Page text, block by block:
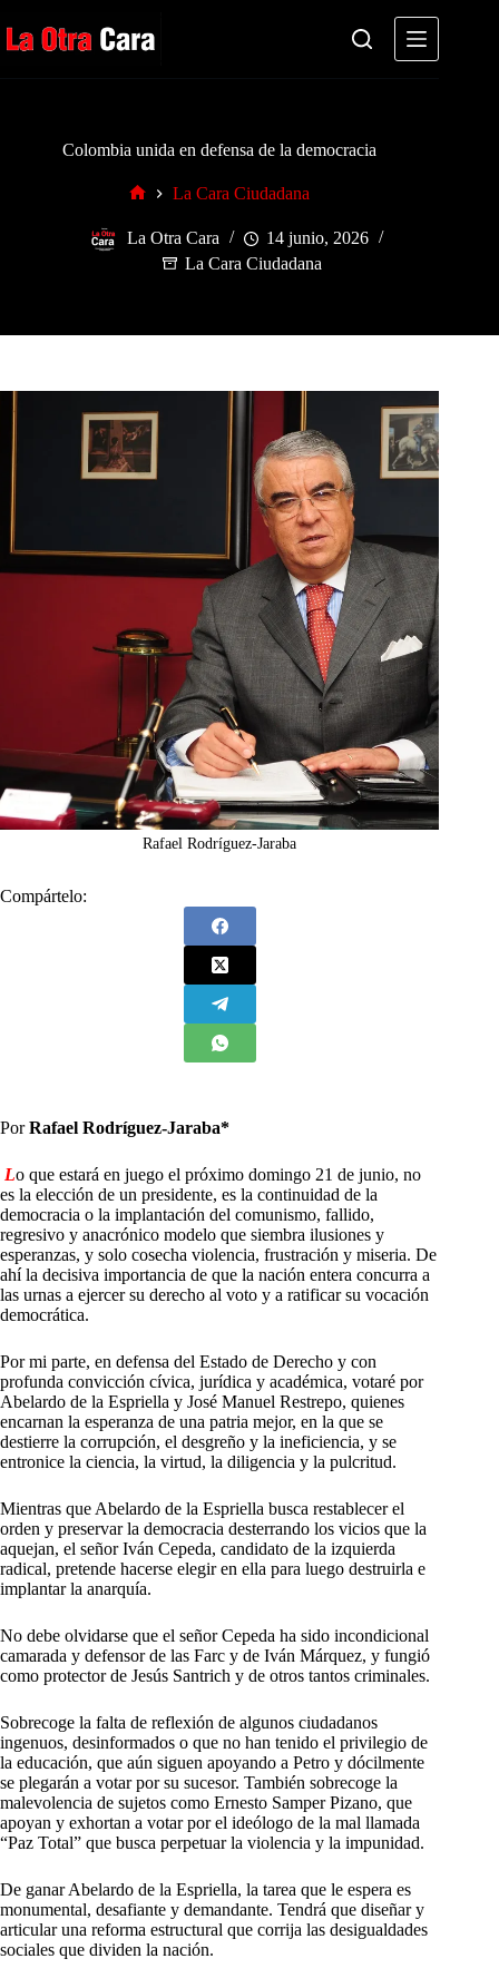
al
contenido
Colombia unida en defensa de la democracia
La Cara Ciudadana
La Otra Cara
14 junio, 2026
La Cara Ciudadana
Rafael Rodríguez-Jaraba
Compártelo:
PorRafael Rodríguez-Jaraba*
Lo que estará en juego el próximo domingo 21 de junio, no
es la elección de un presidente, es la continuidad de la
democracia o la implantación del comunismo, fallido,
regresivo y anacrónico modelo que siembra ilusiones y
esperanzas, y solo cosecha violencia, frustración y miseria. De
ahí la decisiva importancia de que la nación entera concurra a
las urnas a ejercer su derecho al voto y a ratificar su vocación
democrática.
Por mi parte, en defensa del Estado de Derecho y con
profunda convicción cívica, jurídica y académica, votaré por
Abelardo de la Espriella y José Manuel Restrepo, quienes
encarnan la esperanza de una patria mejor, en la que se
destierre la corrupción, el desgreño y la ineficiencia, y se
entronice la ciencia, la virtud, la diligencia y la pulcritud.
Mientras que Abelardo de la Espriella busca restablecer el
orden y preservar la democracia desterrando los vicios que la
aquejan, el señor Iván Cepeda, candidato de la izquierda
radical, pretende hacerse elegir en ella para luego destruirla e
implantar la anarquía.
No debe olvidarse que el señor Cepeda ha sido incondicional
camarada y defensor de las Farc y de Iván Márquez, y fungió
como protector de Jesús Santrich y de otros tantos criminales.
Sobrecoge la falta de reflexión de algunos ciudadanos
ingenuos, desinformados o que no han tenido el privilegio de
la educación, que aún siguen apoyando a Petro y dócilmente
se plegarán a votar por su sucesor. También sobrecoge la
malevolencia de sujetos como Ernesto Samper Pizano, que
apoyan y exhortan a votar por el ideólogo de la mal llamada
“Paz Total” que busca perpetuar la violencia y la impunidad.
De ganar Abelardo de la Espriella, la tarea que le espera es
monumental, desafiante y demandante. Tendrá que diseñar y
articular una reforma estructural que corrija las desigualdades
sociales que dividen la nación.